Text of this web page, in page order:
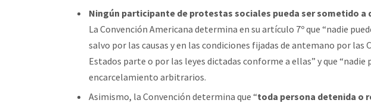
Ningún participante de protestas sociales pueda ser sometido
La Convención Americana determina en su artículo 7º que “nadie
salvo por las causas y en las condiciones fijadas de antemano por
Estados parte o por las leyes dictadas conforme a ellas” y que
encarcelamiento arbitrarios.
Asimismo, la Convención determina que “toda persona detenida o